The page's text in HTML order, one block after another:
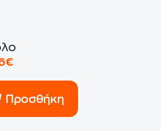
Προσθήκη